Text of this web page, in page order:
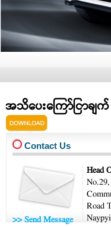
အသိပေးကြော်ငြာချက်
14-8-20.pdf
Contact Us
>> Send Message
Head
Road